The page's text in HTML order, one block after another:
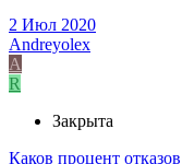
2 Июл 2020
Andreyolex
A
R
Закрыта
Каков процент